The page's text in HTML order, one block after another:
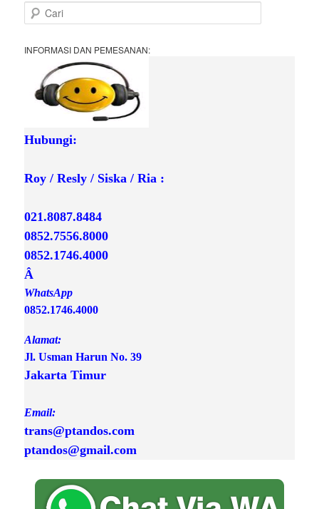
a
iINFORMASI DAN PEMESANAN:
Hubungi:
Roy / Resly / Siska / Ria :
021.8087.8484
0852.7556.8000
0852.1746.4000
Â
0852.1746.4000
Alamat:
Jl. Usman Harun No. 39
Jakarta Timur
Email:
trans@ptandos.com
ptandos@gmail.com